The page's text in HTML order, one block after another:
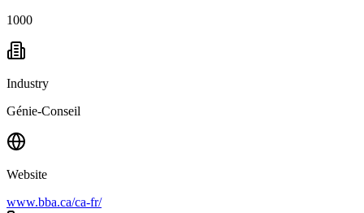
1000
Industry
Génie-Conseil
Website
www.bba.ca/ca-fr/